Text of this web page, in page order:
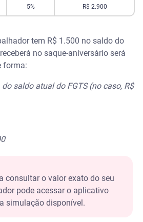
5% R$ 2.900
tem R$ 1.500 no saldo do
no saque-aniversário será
forma:
saldo atual do FGTS (no caso, R$
consultar o valor exato do seu
pode acessar o aplicativo
simulação disponível.